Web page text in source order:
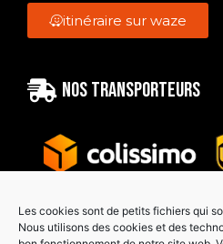
Les cookies sont de petits fichiers qui
Nous utilisons des cookies et des
itinéraire sur waze
Nos transporteurs